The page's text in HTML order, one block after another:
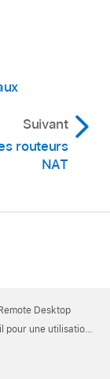
Suivant
routeurs
NAT
Desktop
avec Remote Desktop